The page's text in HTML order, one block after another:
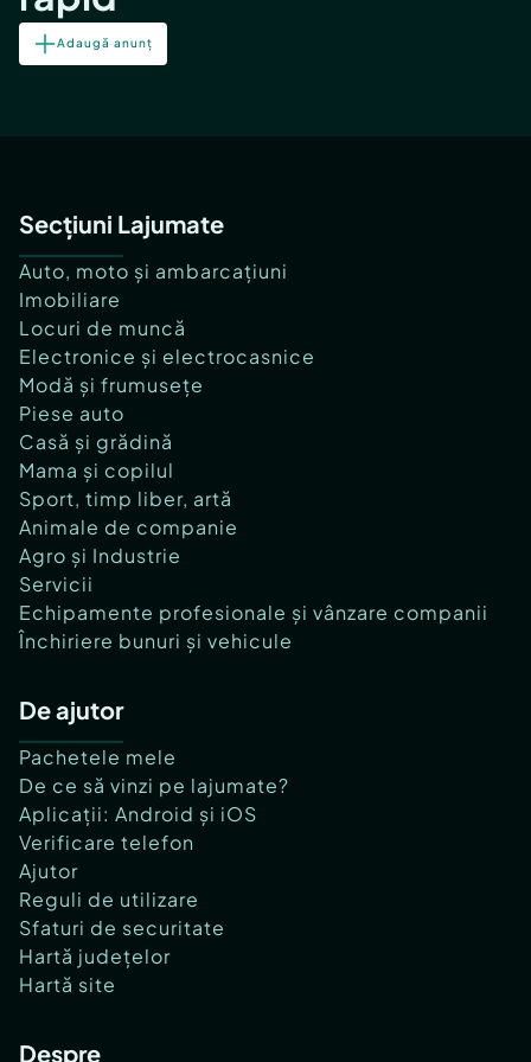
Adaugă anunț
Secțiuni Lajumate
Auto, moto și ambarcațiuni
Imobiliare
Locuri de muncă
Electronice și electrocasnice
Modă și frumusețe
Piese auto
Casă și grădină
Mama și copilul
Sport, timp liber, artă
Animale de companie
Agro și Industrie
Servicii
Echipamente profesionale și vânzare companii
Închiriere bunuri și vehicule
De ajutor
Pachetele mele
De ce să vinzi pe lajumate?
Aplicații: Android și iOS
Verificare telefon
Ajutor
Reguli de utilizare
Sfaturi de securitate
Hartă județelor
Hartă site
Despre